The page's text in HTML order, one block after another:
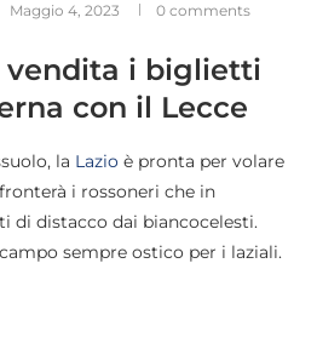
Maggio 4, 2023 0 comments
vendita i biglietti
con il Lecce
la Lazio è pronta per volare
i rossoneri che in
di distacco dai biancocelesti.
sempre ostico per i laziali.